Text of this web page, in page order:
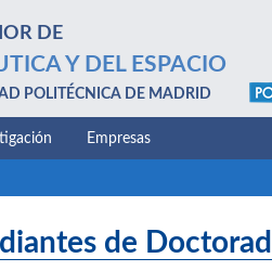
DE
Y DEL ESPACIO
POLITÉCNICA DE MADRID
Empresas
de